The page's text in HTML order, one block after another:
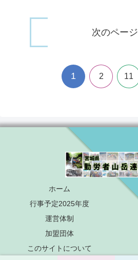
次のページ
1 2 11
ホーム
行事予定2025年度
運営体制
加盟団体
このサイトについて